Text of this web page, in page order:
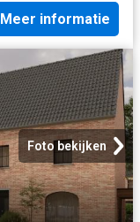
Meer informatie
Foto bekijken